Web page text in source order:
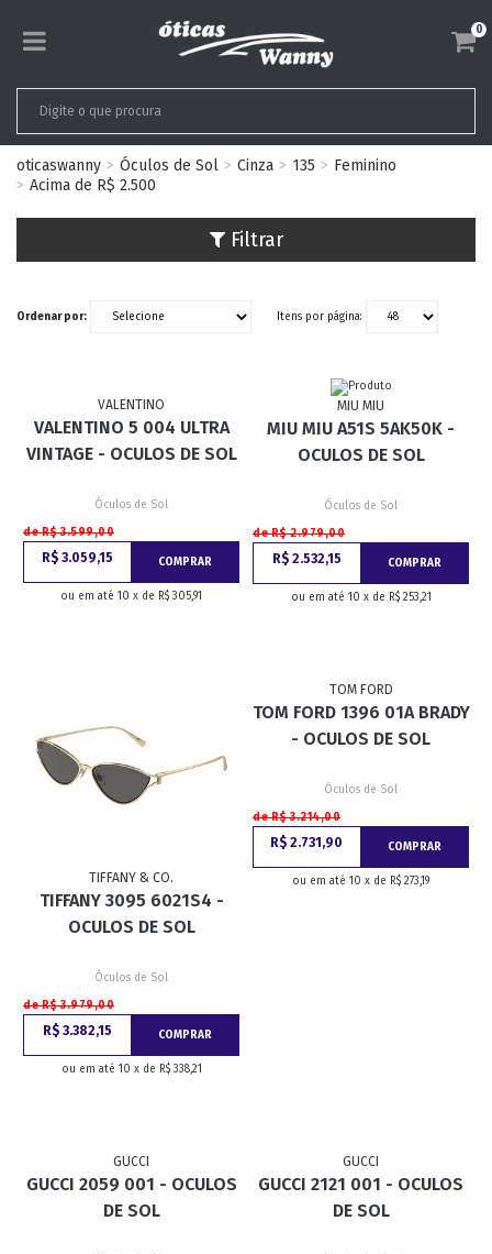
0
oticaswanny Óculos de Sol Cinza 135
Feminino
Acima de R$ 2.500
Filtrar
Ordenar por: Itens por página:
VALENTINO
VALENTINO 5 004 ULTRA
VINTAGE - OCULOS DE SOL
Óculos de Sol
de R$ 3.599,00
R$ 3.059,15 COMPRAR
ou em até 10 x de R$ 305,91
MIU MIU
MIU MIU A51S 5AK50K -
OCULOS DE SOL
Óculos de Sol
de R$ 2.979,00
R$ 2.532,15 COMPRAR
ou em até 10 x de R$ 253,21
TIFFANY & CO.
TIFFANY 3095 6021S4 -
OCULOS DE SOL
Óculos de Sol
de R$ 3.979,00
R$ 3.382,15 COMPRAR
ou em até 10 x de R$ 338,21
TOM FORD
TOM FORD 1396 01A BRADY
- OCULOS DE SOL
Óculos de Sol
de R$ 3.214,00
R$ 2.731,90 COMPRAR
ou em até 10 x de R$ 273,19
GUCCI
GUCCI 2059 001 - OCULOS
DE SOL
GUCCI
GUCCI 2121 001 - OCULOS
DE SOL